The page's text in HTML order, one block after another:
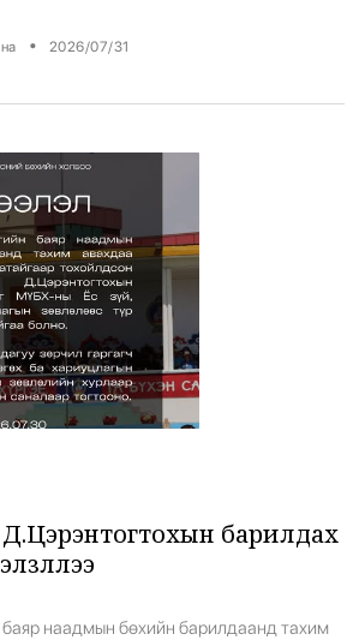
67,4кг жинтэй. Түүнй амжилт 10-0.
• 2026/07/31
барилдах
наадмын бөхийн барилдаанд тахим